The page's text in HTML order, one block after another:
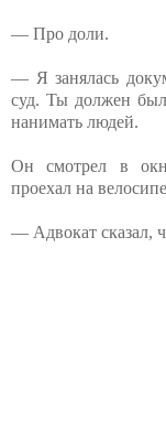
— Про доли.
— Я занялась
суд. Ты должен
нанимать людей.
Он смотрел в
проехал на
— Адвокат сказал,